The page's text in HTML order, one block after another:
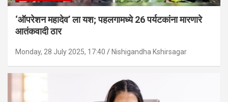
‘ऑपरेशन महादेव’ ला यश; पहलगामध्ये 26 पर्यटकांना मारणारे
आतंकवादी ठार
Monday, 28 July 2025, 17:40 Nishigandha Kshirsagar